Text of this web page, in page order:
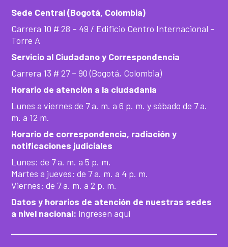
Sede Central (Bogotá, Colombia)
Carrera 10 # 28 – 49 / Edificio Centro Internacional –
Torre A
Servicio al Ciudadano y Correspondencia
Carrera 13 # 27 – 90 (Bogotá, Colombia)
Horario de atención a la ciudadanía
Lunes a viernes de 7 a. m. a 6 p. m. y sábado de 7 a.
m. a 12 m.
Horario de correspondencia, radiación y
notificaciones judiciales
Lunes: de 7 a. m. a 5 p. m.
Martes a jueves: de 7 a. m. a 4 p. m.
Viernes: de 7 a. m. a 2 p. m.
Datos y horarios de atención de nuestras sedes
a nivel nacional: ingresen aquí